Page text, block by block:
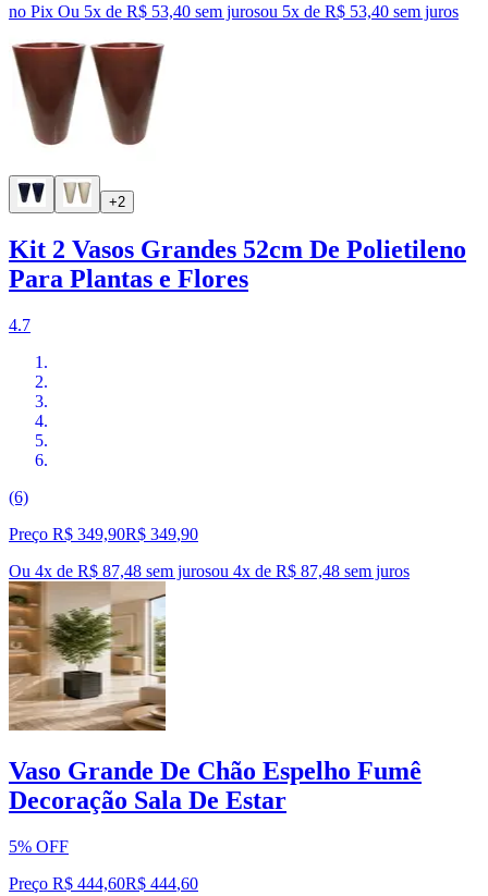
no Pix Ou 5x de R$ 53,40 sem jurosou 5x de R$ 53,40 sem juros
+2
Kit 2 Vasos Grandes 52cm De Polietileno
Para Plantas e Flores
4.7
(6)
Preço R$ 349,90R$ 349,90
Ou 4x de R$ 87,48 sem jurosou 4x de R$ 87,48 sem juros
Vaso Grande De Chão Espelho Fumê
Decoração Sala De Estar
5% OFF
Preço R$ 444,60R$ 444,60